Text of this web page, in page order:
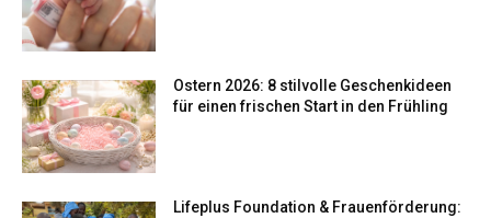
Ostern 2026: 8 stilvolle Geschenkideen
für einen frischen Start in den Frühling
Lifeplus Foundation & Frauenförderung: